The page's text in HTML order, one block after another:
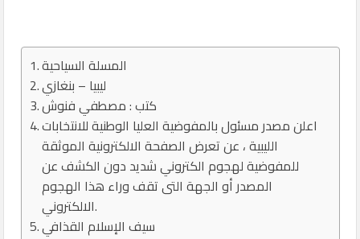
المسلة السياحية
ليبيا – بنغازي
كتب : مصطفي فنوش
اعلن مصدر مسئول بالمفوضية العليا الوطنية للانتخابات
الليبية ، عن تعرض الصفحة الالكترونية الموثقة
للمفوضية لهجوم الكتروني شديد دون الكشف عن
المصدر أو الجهة التى تقف وراء هذا الهجوم
الالكتروني.
سيف الإسلام القذافي